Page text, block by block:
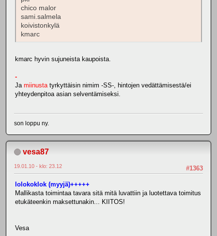
chico malor
sami.salmela
koivistonkylä
kmarc
kmarc hyvin sujuneista kaupoista.
-
Ja miinustatyrkyttäisin nimim -SS-, hintojen vedättämisestä/ei
yhteydenpitoa asian selventämiseksi.
son loppu ny.
vesa87
#1363
19.01.10 - klo: 23.12
lolokoklok (myyjä)+++++
Mallikasta toimintaa tavara sitä mitä luvattiin ja luotettava toimitus
etukäteenkin maksettunakin... KIITOS!
Vesa